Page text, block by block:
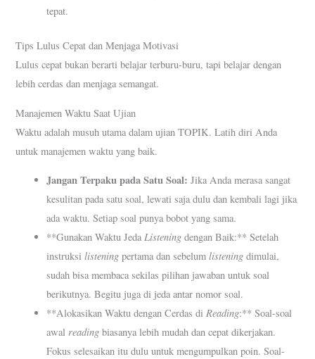
tepat.
Tips Lulus Cepat dan Menjaga Motivasi
Lulus cepat bukan berarti belajar terburu-buru, tapi belajar dengan
lebih cerdas dan menjaga semangat.
Manajemen Waktu Saat Ujian
Waktu adalah musuh utama dalam ujian TOPIK. Latih diri Anda
untuk manajemen waktu yang baik.
Jangan Terpaku pada Satu Soal: Jika Anda merasa sangat
kesulitan pada satu soal, lewati saja dulu dan kembali lagi jika
ada waktu. Setiap soal punya bobot yang sama.
**Gunakan Waktu JedaListening dengan Baik:** Setelah
instruksilistening pertama dan sebelumlistening dimulai,
sudah bisa membaca sekilas pilihan jawaban untuk soal
berikutnya. Begitu juga di jeda antar nomor soal.
**Alokasikan Waktu dengan Cerdas diReading:** Soal-soal
awalreading biasanya lebih mudah dan cepat dikerjakan.
Fokus selesaikan itu dulu untuk mengumpulkan poin. Soal-